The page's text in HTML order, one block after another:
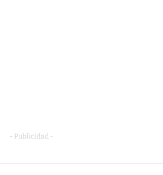
- Publicidad -